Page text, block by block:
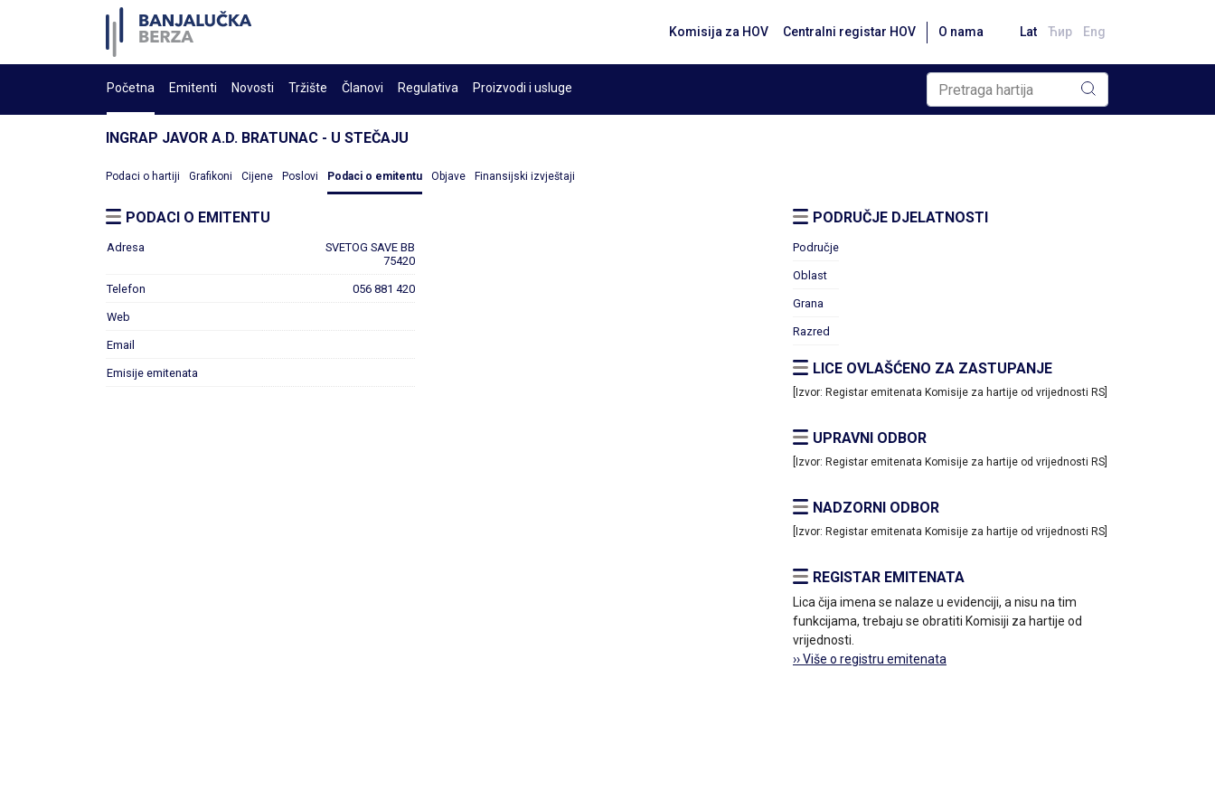
Komisija za HOV Centralni registar HOV O nama Lat Ћир Eng
Početna Emitenti Novosti Tržište Članovi Regulativa Proizvodi i usluge
INGRAP JAVOR A.D. BRATUNAC - U STEČAJU
Podaci o hartiji Grafikoni Cijene Poslovi Podaci o emitentu Objave Finansijski izvještaji
PODACI O EMITENTU
Adresa
SVETOG SAVE BB
75420
Telefon 056 881 420
Web
Email
Emisije emitenata
PODRUČJE DJELATNOSTI
Područje
Oblast
Grana
Razred
LICE OVLAŠĆENO ZA ZASTUPANJE
[Izvor: Registar emitenata Komisije za hartije od vrijednosti RS]
UPRAVNI ODBOR
[Izvor: Registar emitenata Komisije za hartije od vrijednosti RS]
NADZORNI ODBOR
[Izvor: Registar emitenata Komisije za hartije od vrijednosti RS]
REGISTAR EMITENATA
Lica čija imena se nalaze u evidenciji, a nisu na tim
funkcijama, trebaju se obratiti Komisiji za hartije od
vrijednosti.
›› Više o registru emitenata